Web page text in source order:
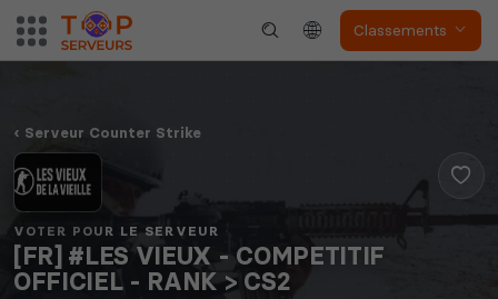
Classements
Serveur Counter Strike
VOTER POUR LE SERVEUR
[FR] #LES VIEUX - COMPETITIF
OFFICIEL - RANK > CS2